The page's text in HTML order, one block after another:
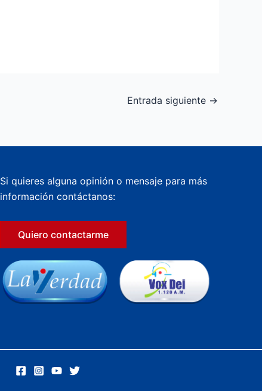
Entrada siguiente →
Si quieres alguna opinión o mensaje para más
información contáctanos:
Quiero contactarme